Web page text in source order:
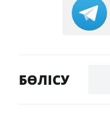
БӨЛІСУ